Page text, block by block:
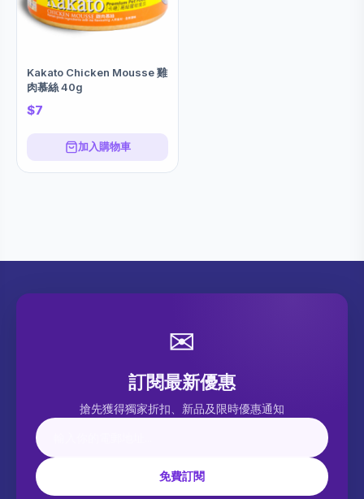
Kakato Chicken Mousse 雞
肉慕絲 40g
$7
加入購物車
✉
訂閱最新優惠
搶先獲得獨家折扣、新品及限時優惠通知
免費訂閱